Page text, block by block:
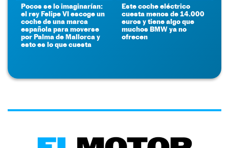
Pocos se lo imaginarían:
el rey Felipe VI escoge un
coche de una marca
española para moverse
por Palma de Mallorca y
esto es lo que cuesta
Este coche eléctrico
cuesta menos de 14.000
euros y tiene algo que
muchos BMW ya no
ofrecen